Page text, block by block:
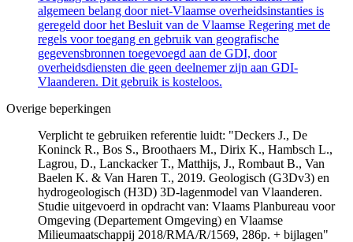
algemeen belang door niet-Vlaamse overheidsinstanties is
geregeld door het Besluit van de Vlaamse Regering met de
regels voor toegang en gebruik van geografische
gegevensbronnen toegevoegd aan de GDI, door
overheidsdiensten die geen deelnemer zijn aan GDI-
Vlaanderen. Dit gebruik is kosteloos.
Overige beperkingen
Verplicht te gebruiken referentie luidt: "Deckers J., De
Koninck R., Bos S., Broothaers M., Dirix K., Hambsch L.,
Lagrou, D., Lanckacker T., Matthijs, J., Rombaut B., Van
Baelen K. & Van Haren T., 2019. Geologisch (G3Dv3) en
hydrogeologisch (H3D) 3D-lagenmodel van Vlaanderen.
Studie uitgevoerd in opdracht van: Vlaams Planbureau voor
Omgeving (Departement Omgeving) en Vlaamse
Milieumaatschappij 2018/RMA/R/1569, 286p. + bijlagen"